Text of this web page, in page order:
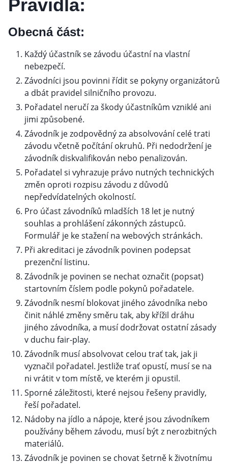
Pravidla:
Obecná část:
Každý účastník se závodu účastní na vlastní
nebezpečí.
Závodníci jsou povinni řídit se pokyny organizátorů
a dbát pravidel silničního provozu.
Pořadatel neručí za škody účastníkům vzniklé ani
jimi způsobené.
Závodník je zodpovědný za absolvování celé trati
závodu včetně počítání okruhů. Při nedodržení je
závodník diskvalifikován nebo penalizován.
Pořadatel si vyhrazuje právo nutných technických
změn oproti rozpisu závodu z důvodů
nepředvídatelných okolností.
Pro účast závodníků mladších 18 let je nutný
souhlas a prohlášení zákonných zástupců.
Formulář je ke stažení na webových stránkách.
Při akreditaci je závodník povinen podepsat
prezenční listinu.
Závodník je povinen se nechat označit (popsat)
startovním číslem podle pokynů pořadatele.
Závodník nesmí blokovat jiného závodníka nebo
činit náhlé změny směru tak, aby křížil dráhu
jiného závodníka, a musí dodržovat ostatní zásady
v duchu fair-play.
Závodník musí absolvovat celou trať tak, jak ji
vyznačil pořadatel. Jestliže trať opustí, musí se na
ni vrátit v tom místě, ve kterém ji opustil.
Sporné záležitosti, které nejsou řešeny pravidly,
řeší pořadatel.
Nádoby na jídlo a nápoje, které jsou závodníkem
používány během závodu, musí být z nerozbitných
materiálů.
Závodník je povinen se chovat šetrně k životnímu